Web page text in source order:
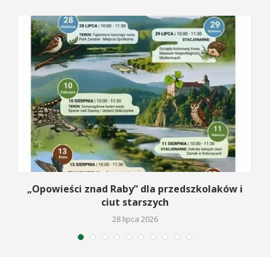
„Opowieści znad Raby” dla przedszkolaków i
ciut starszych
28 lipca 2026